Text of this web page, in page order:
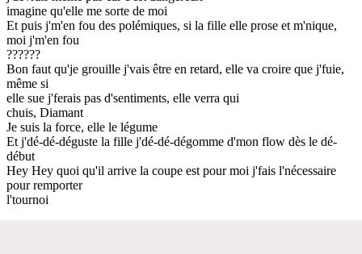
imagine qu'elle me sorte de moi
Et puis j'm'en fou des polémiques, si la fille elle prose et m'nique,
moi j'm'en fou
??????
Bon faut qu'je grouille j'vais être en retard, elle va croire que j'fuie,
même si
elle sue j'ferais pas d'sentiments, elle verra qui
chuis, Diamant
Je suis la force, elle le légume
Et j'dé-dé-déguste la fille j'dé-dé-dégomme d'mon flow dès le dé-
début
Hey Hey quoi qu'il arrive la coupe est pour moi j'fais l'nécessaire
pour remporter
l'tournoi